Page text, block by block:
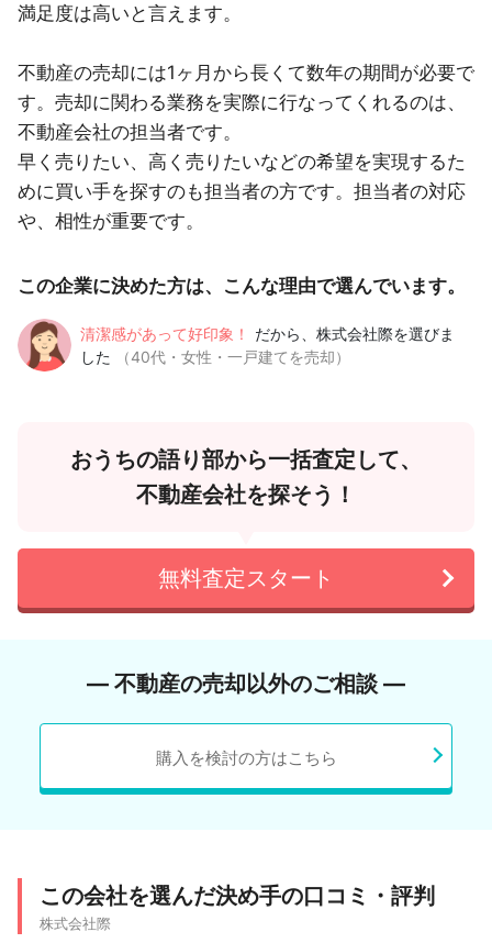
満足度は高いと言えます。
不動産の売却には1ヶ月から長くて数年の期間が必要で
す。売却に関わる業務を実際に行なってくれるのは、
不動産会社の担当者です。
早く売りたい、高く売りたいなどの希望を実現するた
めに買い手を探すのも担当者の方です。担当者の対応
や、相性が重要です。
この企業に決めた方は、こんな理由で選んでいます。
清潔感があって好印象！
だから、株式会社際を選びま
した
（40代・女性・一戸建てを売却）
おうちの語り部から一括査定して、
不動産会社を探そう！
無料査定スタート
― 不動産の売却以外のご相談 ―
購入を検討の方はこちら
この会社を選んだ決め手の口コミ・評判
株式会社際